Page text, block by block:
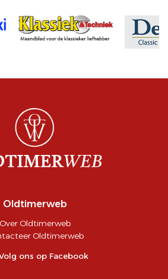
Oldtimerweb
Over Oldtimerweb
Oldtimerweb
ons op Facebook